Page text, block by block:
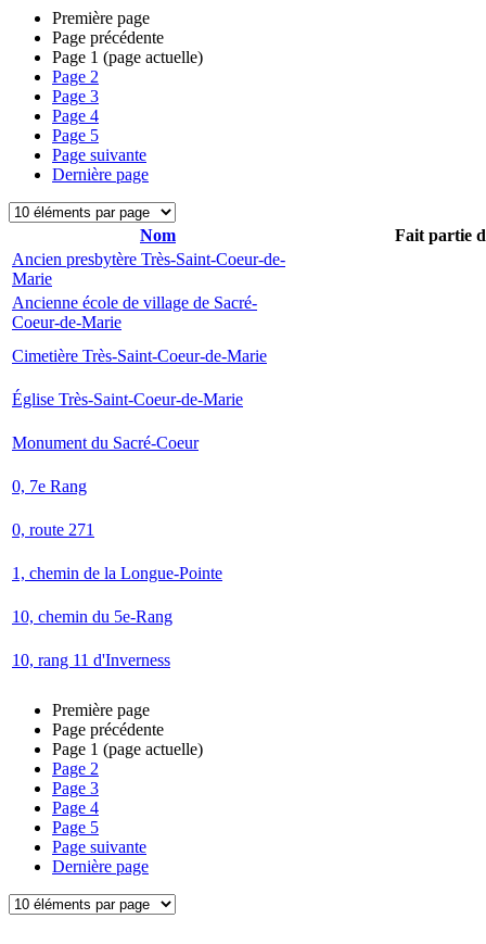
Première page
Page précédente
Page 1 (page actuelle)
Page 2
Page 3
Page 4
Page 5
Page suivante
Dernière page
Nom
Fait partie
Ancien presbytère Très-Saint-Coeur-de-
Marie
Ancienne école de village de Sacré-
Coeur-de-Marie
Cimetière Très-Saint-Coeur-de-Marie
Église Très-Saint-Coeur-de-Marie
Monument du Sacré-Coeur
0, 7e Rang
0, route 271
1, chemin de la Longue-Pointe
10, chemin du 5e-Rang
10, rang 11 d'Inverness
Première page
Page précédente
Page 1 (page actuelle)
Page 2
Page 3
Page 4
Page 5
Page suivante
Dernière page